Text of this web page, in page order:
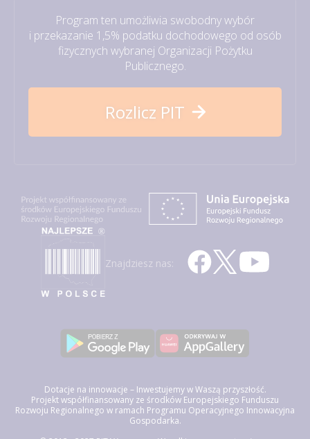
Program ten umożliwia swobodny wybór
i przekazanie 1,5% podatku dochodowego od osób
fizycznych wybranej Organizacji Pożytku
Publicznego.
Rozlicz PIT
Znajdziesz nas:
Dotacje na innowacje – Inwestujemy w Waszą przyszłość.
Projekt współfinansowany ze środków Europejskiego Funduszu
Rozwoju Regionalnego w ramach Programu Operacyjnego Innowacyjna
Gospodarka.